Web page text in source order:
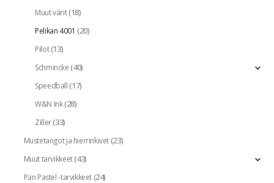
Muut värit(18)
Pelikan 4001 (20)
Pilot(13)
Schmincke(40)
Speedball(17)
W&N Ink(28)
Ziller(33)
Mustetangot ja hierrinkivet(23)
Muut tarvikkeet(43)
Pan Pastel -tarvikkeet(24)